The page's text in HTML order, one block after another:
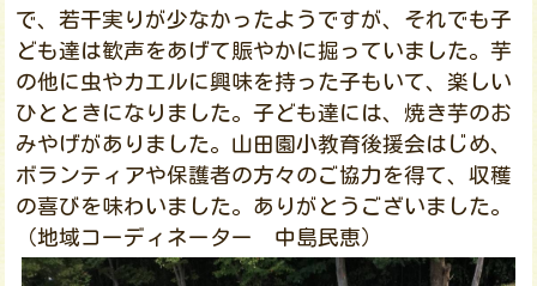
で、若干実りが少なかったようですが、それでも子
ども達は歓声をあげて賑やかに掘っていました。芋
の他に虫やカエルに興味を持った子もいて、楽しい
ひとときになりました。子ども達には、焼き芋のお
みやげがありました。山田園小教育後援会はじめ、
ボランティアや保護者の方々のご協力を得て、収穫
の喜びを味わいました。ありがとうございました。
（地域コーディネーター 中島民恵）